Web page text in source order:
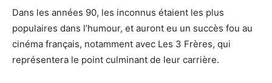
Dans les années 90, les inconnus étaient les plus
populaires dans l’humour, et auront eu un succès fou au
cinéma français, notamment avec Les 3 Frères, qui
représentera le point culminant de leur carrière.